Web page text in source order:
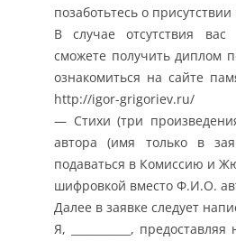
позаботьтесь о
В случае отсутствия
сможете получить диплом
ознакомиться на сайте
http://igor-grigoriev.ru/
— Стихи (три
автора (имя только в
подаваться в Комиссию и
шифровкой вместо Ф.И.О.
Далее в заявке следует
Я, ___________,